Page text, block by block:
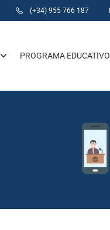
(+34) 955 766 187
PROGRAMA EDUCATIVO